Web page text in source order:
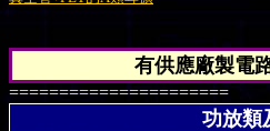
有供應廠製電
======================
功放類